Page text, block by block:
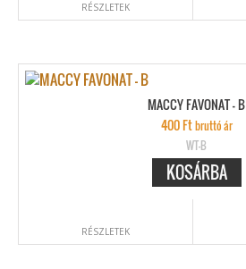
RÉSZLETEK
MACCY FAVONAT – B
400Ftbruttó ár
WT-B
KOSÁRBA
RÉSZLETEK